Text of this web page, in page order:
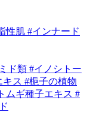
性肌 #インナード
ド類 #イノシトー
キス #梔子の植物
ムギ種子エキス #